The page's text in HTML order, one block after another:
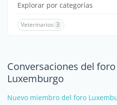
Explorar por categorías
Veterinarios 3
Conversaciones del
Luxemburgo
Nuevo miembro del foro